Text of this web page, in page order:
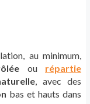
au minimum,
ou répartie
, avec des
bas et hauts dans